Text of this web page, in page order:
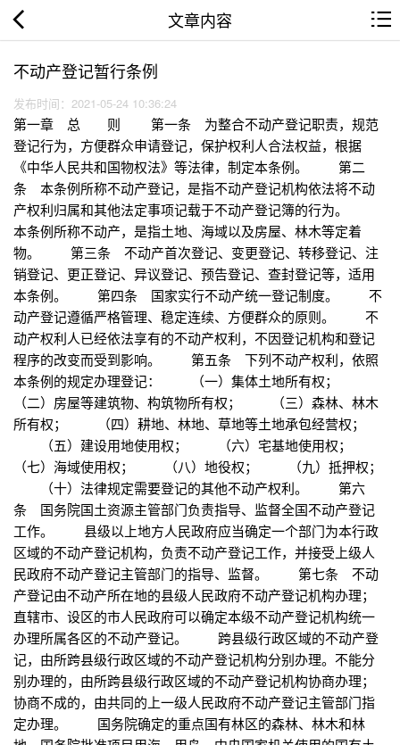
文章内容
不动产登记暂行条例
发布时间：2021-05-24 10:36:24
第一章 总 则 第一条 为整合不动产登记职责，规范
登记行为，方便群众申请登记，保护权利人合法权益，根据
《中华人民共和国物权法》等法律，制定本条例。 第二
条 本条例所称不动产登记，是指不动产登记机构依法将不动
产权利归属和其他法定事项记载于不动产登记簿的行为。
本条例所称不动产，是指土地、海域以及房屋、林木等定着
物。 第三条 不动产首次登记、变更登记、转移登记、注
销登记、更正登记、异议登记、预告登记、查封登记等，适用
本条例。 第四条 国家实行不动产统一登记制度。 不
动产登记遵循严格管理、稳定连续、方便群众的原则。 不
动产权利人已经依法享有的不动产权利，不因登记机构和登记
程序的改变而受到影响。 第五条 下列不动产权利，依照
本条例的规定办理登记： （一）集体土地所有权；
（二）房屋等建筑物、构筑物所有权； （三）森林、林木
所有权； （四）耕地、林地、草地等土地承包经营权；
（五）建设用地使用权； （六）宅基地使用权；
（七）海域使用权； （八）地役权； （九）抵押权；
（十）法律规定需要登记的其他不动产权利。 第六
条 国务院国土资源主管部门负责指导、监督全国不动产登记
工作。 县级以上地方人民政府应当确定一个部门为本行政
区域的不动产登记机构，负责不动产登记工作，并接受上级人
民政府不动产登记主管部门的指导、监督。 第七条 不动
产登记由不动产所在地的县级人民政府不动产登记机构办理；
直辖市、设区的市人民政府可以确定本级不动产登记机构统一
办理所属各区的不动产登记。 跨县级行政区域的不动产登
记，由所跨县级行政区域的不动产登记机构分别办理。不能分
别办理的，由所跨县级行政区域的不动产登记机构协商办理；
协商不成的，由共同的上一级人民政府不动产登记主管部门指
定办理。 国务院确定的重点国有林区的森林、林木和林